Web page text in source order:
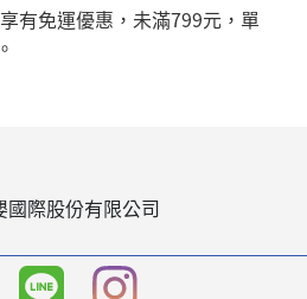
有免運優惠，未滿799元，單
國際股份有限公司